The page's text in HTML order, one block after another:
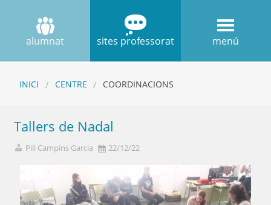
alumnat sites professorat menú
INICI CENTRE COORDINACIONS
Tallers de Nadal
Pili Campins Garcia 22/12/22